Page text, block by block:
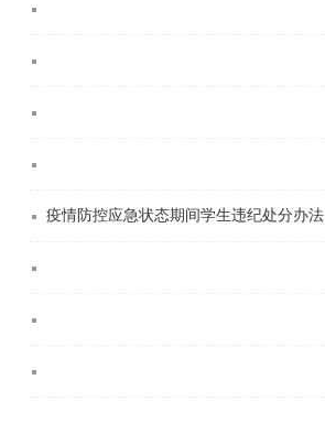
疫情防控应急状态期间学生违纪处分办法